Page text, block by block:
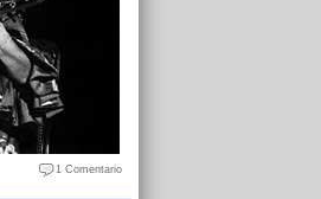
1 Comentario